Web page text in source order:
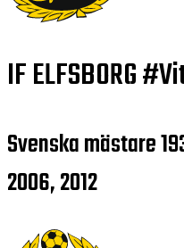
IF ELFSBORG
Svenska mästare
2006, 2012